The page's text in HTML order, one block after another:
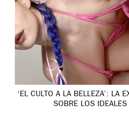
‘EL CULTO A LA BELLEZA’: LA
SOBRE LOS IDEALES